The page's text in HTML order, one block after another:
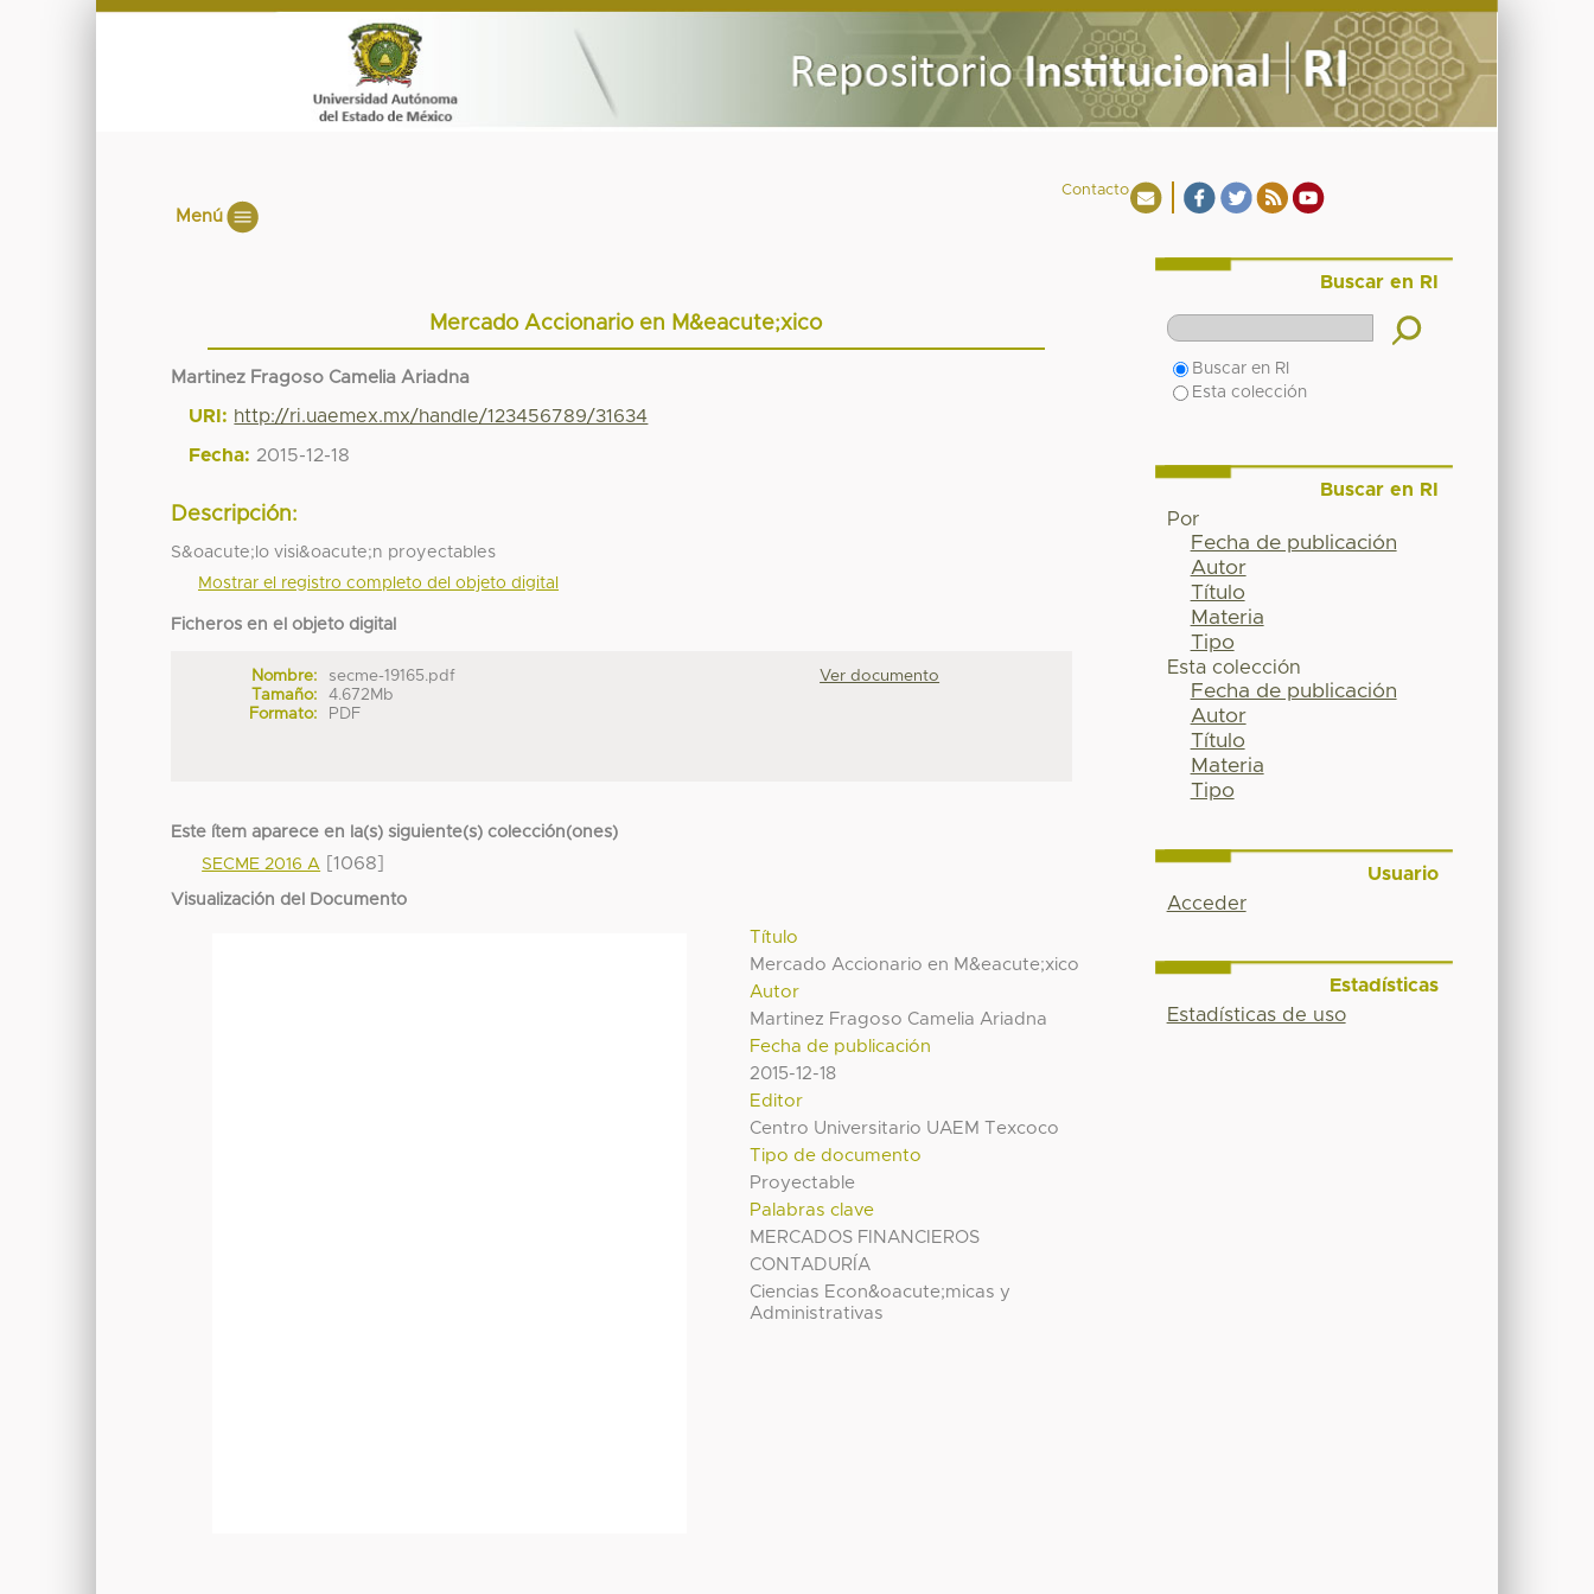
Contacto
Menú
Mercado Accionario en M&eacute;xico
Martinez Fragoso Camelia Ariadna
URI: http://ri.uaemex.mx/handle/123456789/31634
Fecha: 2015-12-18
Descripción:
S&oacute;lo visi&oacute;n proyectables
Mostrar el registro completo del objeto digital
Ficheros en el objeto digital
Nombre:
secme-19165.pdf
Tamaño:
4.672Mb
Formato:
PDF
Ver documento
Este ítem aparece en la(s) siguiente(s) colección(ones)
SECME 2016 A [1068]
Visualización del Documento
Título
Mercado Accionario en M&eacute;xico
Autor
Martinez Fragoso Camelia Ariadna
Fecha de publicación
2015-12-18
Editor
Centro Universitario UAEM Texcoco
Tipo de documento
Proyectable
Palabras clave
MERCADOS FINANCIEROS
CONTADURÍA
Ciencias Econ&oacute;micas y
Administrativas
Buscar en RI
Buscar en RI
Esta colección
Buscar en RI
Por
Fecha de publicación
Autor
Título
Materia
Tipo
Esta colección
Fecha de publicación
Autor
Título
Materia
Tipo
Usuario
Acceder
Estadísticas
Estadísticas de uso